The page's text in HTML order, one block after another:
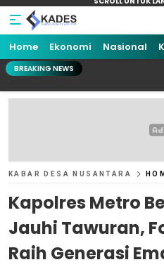
Home Ekonomi Nasional
BREAKING NEWS
KABAR DESA NUSANTARA
Kapolres Metro
Jauhi Tawuran,
Raih Generasi